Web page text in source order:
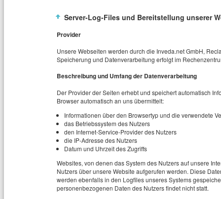
Server-Log-Files und Bereitstellung unserer
Provider
Unsere Webseiten werden durch die Inveda.net GmbH,
Speicherung und Datenverarbeitung erfolgt im
Beschreibung und Umfang der Datenverarbeitung
Der Provider der Seiten erhebt und speichert automatisch
Browser automatisch an uns übermittelt:
Informationen über den Browsertyp und die verwendete
das Betriebssystem des Nutzers
den Internet-Service-Provider des Nutzers
die IP-Adresse des Nutzers
Datum und Uhrzeit des Zugriffs
Websites, von denen das System des Nutzers auf unsere
Nutzers über unsere Website aufgerufen werden. Diese
werden ebenfalls in den Logfiles unseres Systems
personenbezogenen Daten des Nutzers findet nicht statt.